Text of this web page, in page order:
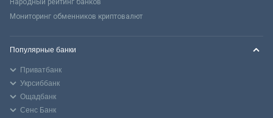
Мониторинг обменников криптовалют
Популярные банки
Приватбанк
Укрсиббанк
Ощадбанк
Сенс Банк